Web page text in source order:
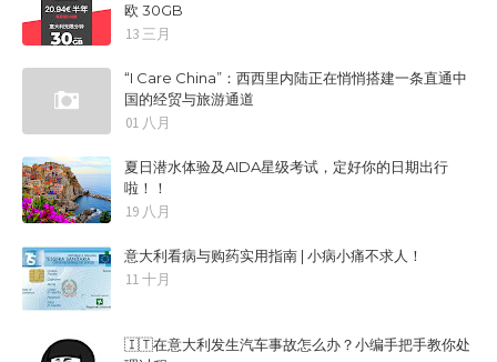
欧 30GB
13 三月
“I Care China”：西西里内陆正在悄悄搭建一条直通中
国的经贸与旅游通道
01 八月
夏日潜水体验及AIDA星级考试，定好你的日期出行
啦！！
19 八月
意大利看病与购药实用指南 | 小病小痛不求人！
11 十月
🇮🇹在意大利发生汽车事故怎么办？小编手把手教你处